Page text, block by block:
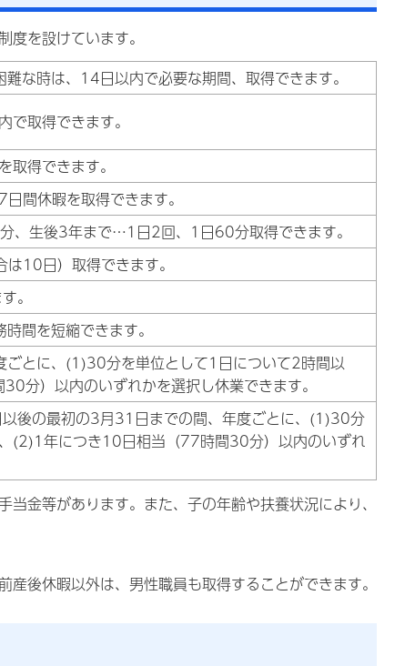
を設けています。
な時は、14日以内で必要な期間、取得できます。
取得できます。
得できます。
間休暇を取得できます。
生後3年まで…1日2回、1日60分取得できます。
10日）取得できます。
。
間を短縮できます。
ごとに、(1)30分を単位として1日について2時間以
分）以内のいずれかを選択し休業できます。
後の最初の3月31日までの間、年度ごとに、(1)30分
(2)1年につき10日相当（77時間30分）以内のいずれ
金等があります。また、子の年齢や扶養状況により、
後休暇以外は、男性職員も取得することができます。